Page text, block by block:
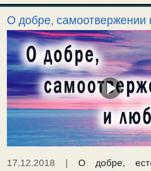
О добре, самоотвержении
17.12.2018 | О добре,